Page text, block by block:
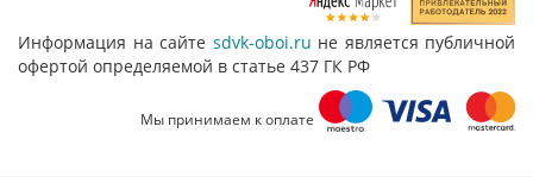
Информация на сайте sdvk-oboi.ru не является публичной
офертой определяемой в статье 437 ГК РФ
Мы принимаем к оплате